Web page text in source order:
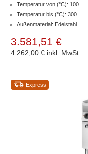
Temperatur von (°C): 100
Temperatur bis (°C): 300
Außenmaterial: Edelstahl
3.581,51 €
4.262,00 € inkl. MwSt.
Express